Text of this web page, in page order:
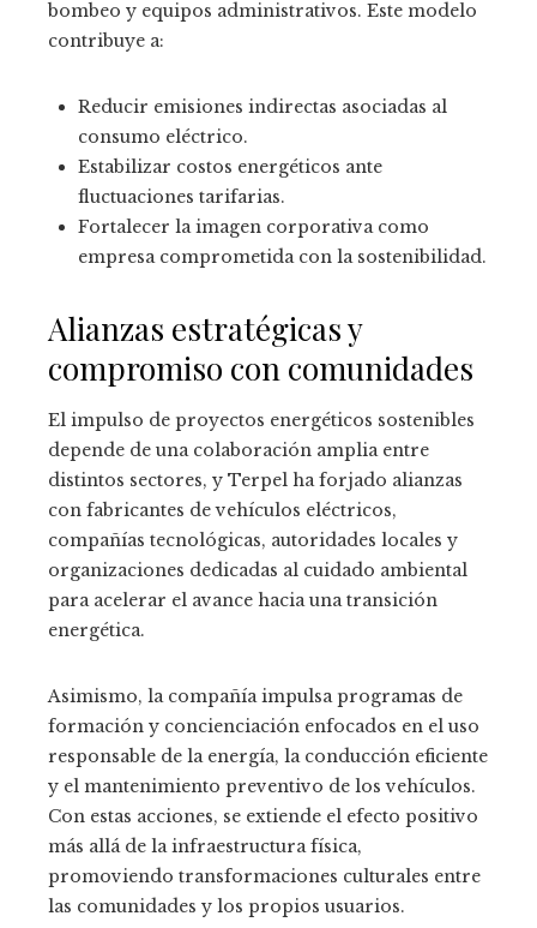
bombeo y equipos administrativos. Este modelo
contribuye a:
Reducir emisiones indirectas asociadas al
consumo eléctrico.
Estabilizar costos energéticos ante
fluctuaciones tarifarias.
Fortalecer la imagen corporativa como
empresa comprometida con la sostenibilidad.
Alianzas estratégicas y
compromiso con comunidades
El impulso de proyectos energéticos sostenibles
depende de una colaboración amplia entre
distintos sectores, y Terpel ha forjado alianzas
con fabricantes de vehículos eléctricos,
compañías tecnológicas, autoridades locales y
organizaciones dedicadas al cuidado ambiental
para acelerar el avance hacia una transición
energética.
Asimismo, la compañía impulsa programas de
formación y concienciación enfocados en el uso
responsable de la energía, la conducción eficiente
y el mantenimiento preventivo de los vehículos.
Con estas acciones, se extiende el efecto positivo
más allá de la infraestructura física,
promoviendo transformaciones culturales entre
las comunidades y los propios usuarios.